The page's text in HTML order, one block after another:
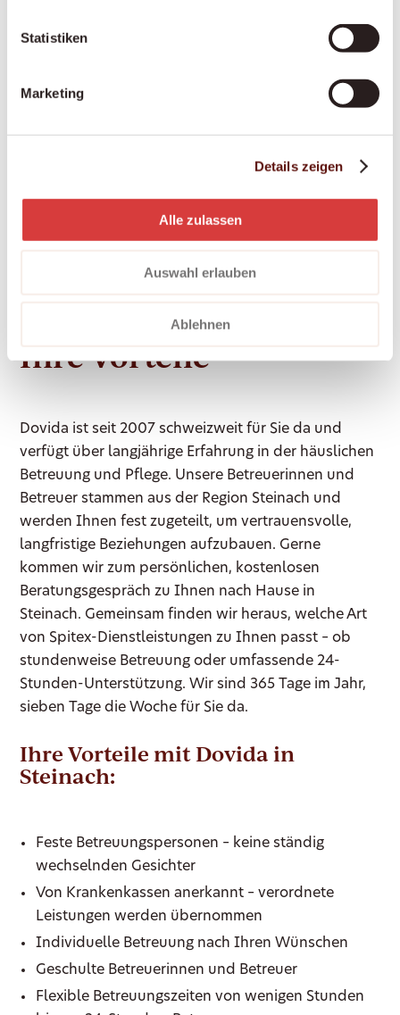
Statistiken
Marketing
Details zeigen
Alle zulassen
Auswahl erlauben
Ablehnen
kognitiven oder motorischen Einschränkungen
Begleitung in der letzten Lebensphase
Erwartungen stehen im Mittelpunkt – wir
respektieren Ihre Persönlichkeit und unterstützen
Dovida in Steinach –
Ihre Vorteile
Dovida ist seit 2007 schweizweit für Sie da und
verfügt über langjährige Erfahrung in der häuslichen
Betreuung und Pflege. Unsere Betreuerinnen und
Betreuer stammen aus der Region Steinach und
werden Ihnen fest zugeteilt, um vertrauensvolle,
langfristige Beziehungen aufzubauen. Gerne
kommen wir zum persönlichen, kostenlosen
Beratungsgespräch zu Ihnen nach Hause in
Steinach. Gemeinsam finden wir heraus, welche Art
von Spitex-Dienstleistungen zu Ihnen passt – ob
stundenweise Betreuung oder umfassende 24-
Stunden-Unterstützung. Wir sind 365 Tage im Jahr,
sieben Tage die Woche für Sie da.
Ihre Vorteile mit Dovida in
Steinach:
Feste Betreuungspersonen – keine ständig
wechselnden Gesichter
Von Krankenkassen anerkannt – verordnete
Leistungen werden übernommen
Individuelle Betreuung nach Ihren Wünschen
Geschulte Betreuerinnen und Betreuer
Flexible Betreuungszeiten von wenigen Stunden